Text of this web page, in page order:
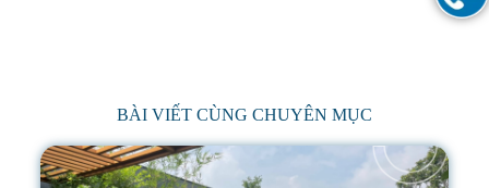
BÀI VIẾT CÙNG CHUYÊN MỤC